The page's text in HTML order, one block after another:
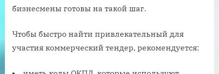
бизнесмены готовы на такой шаг.
Чтобы быстро найти привлекательный для
участия коммерческий тендер, рекомендуется: